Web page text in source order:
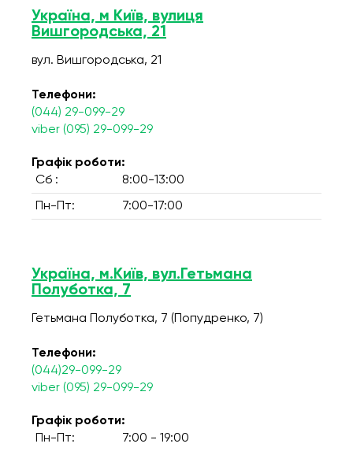
Україна, м Київ, вулиця
Вишгородська, 21
вул. Вишгородська, 21
Телефони:
(044) 29-099-29
viber (095) 29-099-29
Графік роботи:
Сб :
8:00-13:00
Пн-Пт: 7:00-17:00
Україна, м.Київ, вул.Гетьмана
Полуботка, 7
Гетьмана Полуботка, 7 (Попудренко, 7)
Телефони:
(044)29-099-29
viber (095) 29-099-29
Графік роботи:
Пн-Пт:
7:00 - 19:00